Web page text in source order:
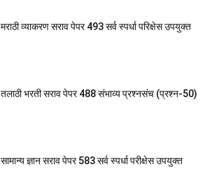
मराठी व्याकरण सराव पेपर 493 सर्व स्पर्धा परिक्षेस उपयुक्त
तलाठी भरती सराव पेपर 488 संभाव्य प्रश्नसंच (प्रश्न-50)
सामान्य ज्ञान सराव पेपर 583 सर्व स्पर्धा परीक्षेस उपयुक्त